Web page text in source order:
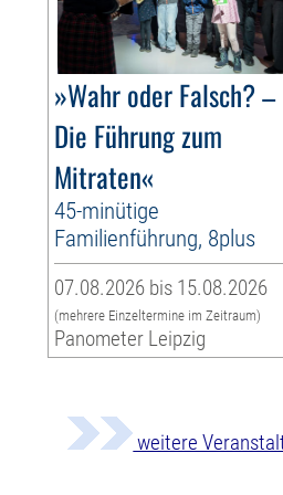
»Wahr oder Falsch? –
Die Führung zum
Mitraten«
45-minütige
Familienführung, 8plus
07.08.2026 bis 15.08.2026
(mehrere Einzeltermine im Zeitraum)
Panometer Leipzig
weitere